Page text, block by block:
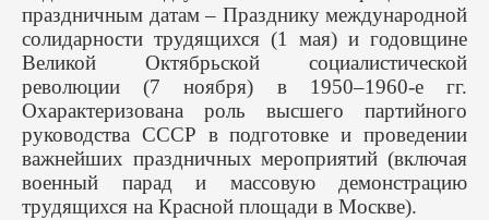
праздничным датам – Празднику международной
солидарности трудящихся (1 мая) и годовщине
Великой Октябрьской социалистической
революции (7 ноября) в 1950–1960-е гг.
Охарактеризована роль высшего партийного
руководства СССР в подготовке и проведении
важнейших праздничных мероприятий (включая
военный парад и массовую демонстрацию
трудящихся на Красной площади в Москве).